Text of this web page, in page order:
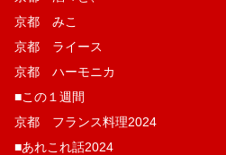
京都 みこ
京都 ライース
京都 ハーモニカ
■この１週間
京都 フランス料理2024
■あれこれ話2024